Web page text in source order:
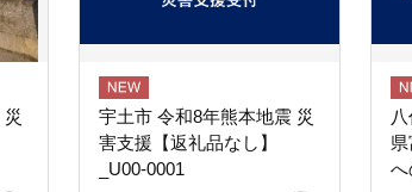
宇土市 令和8年熊本地震 災
害支援【返礼品なし】
_U00-0001
へ